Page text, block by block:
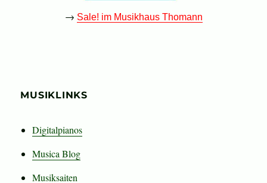
→ Sale! im Musikhaus Thomann
MUSIKLINKS
Digitalpianos
Musica Blog
Musiksaiten